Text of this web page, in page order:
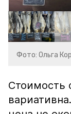
Фото: Ольга
Стоимость